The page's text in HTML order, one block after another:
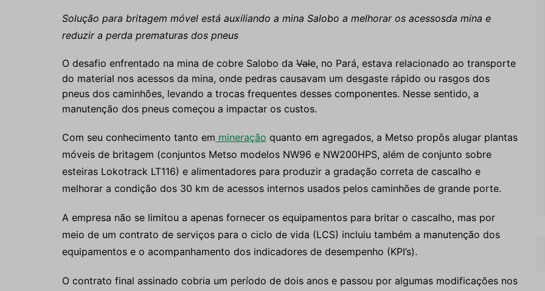
Solução para britagem móvel está auxiliando a mina Salobo a melhorar os acessosda mina e
reduzir a perda prematuras dos pneus
O desafio enfrentado na mina de cobre Salobo da Vale, no Pará, estava relacionado ao transporte
do material nos acessos da mina, onde pedras causavam um desgaste rápido ou rasgos dos
pneus dos caminhões, levando a trocas frequentes desses componentes. Nesse sentido, a
manutenção dos pneus começou a impactar os custos.
Com seu conhecimento tanto em mineração quanto em agregados, a Metso propôs alugar plantas
móveis de britagem (conjuntos Metso modelos NW96 e NW200HPS, além de conjunto sobre
esteiras Lokotrack LT116) e alimentadores para produzir a gradação correta de cascalho e
melhorar a condição dos 30 km de acessos internos usados pelos caminhões de grande porte.
A empresa não se limitou a apenas fornecer os equipamentos para britar o cascalho, mas por
meio de um contrato de serviços para o ciclo de vida (LCS) incluiu também a manutenção dos
equipamentos e o acompanhamento dos indicadores de desempenho (KPI’s).
O contrato final assinado cobria um período de dois anos e passou por algumas modificações nos